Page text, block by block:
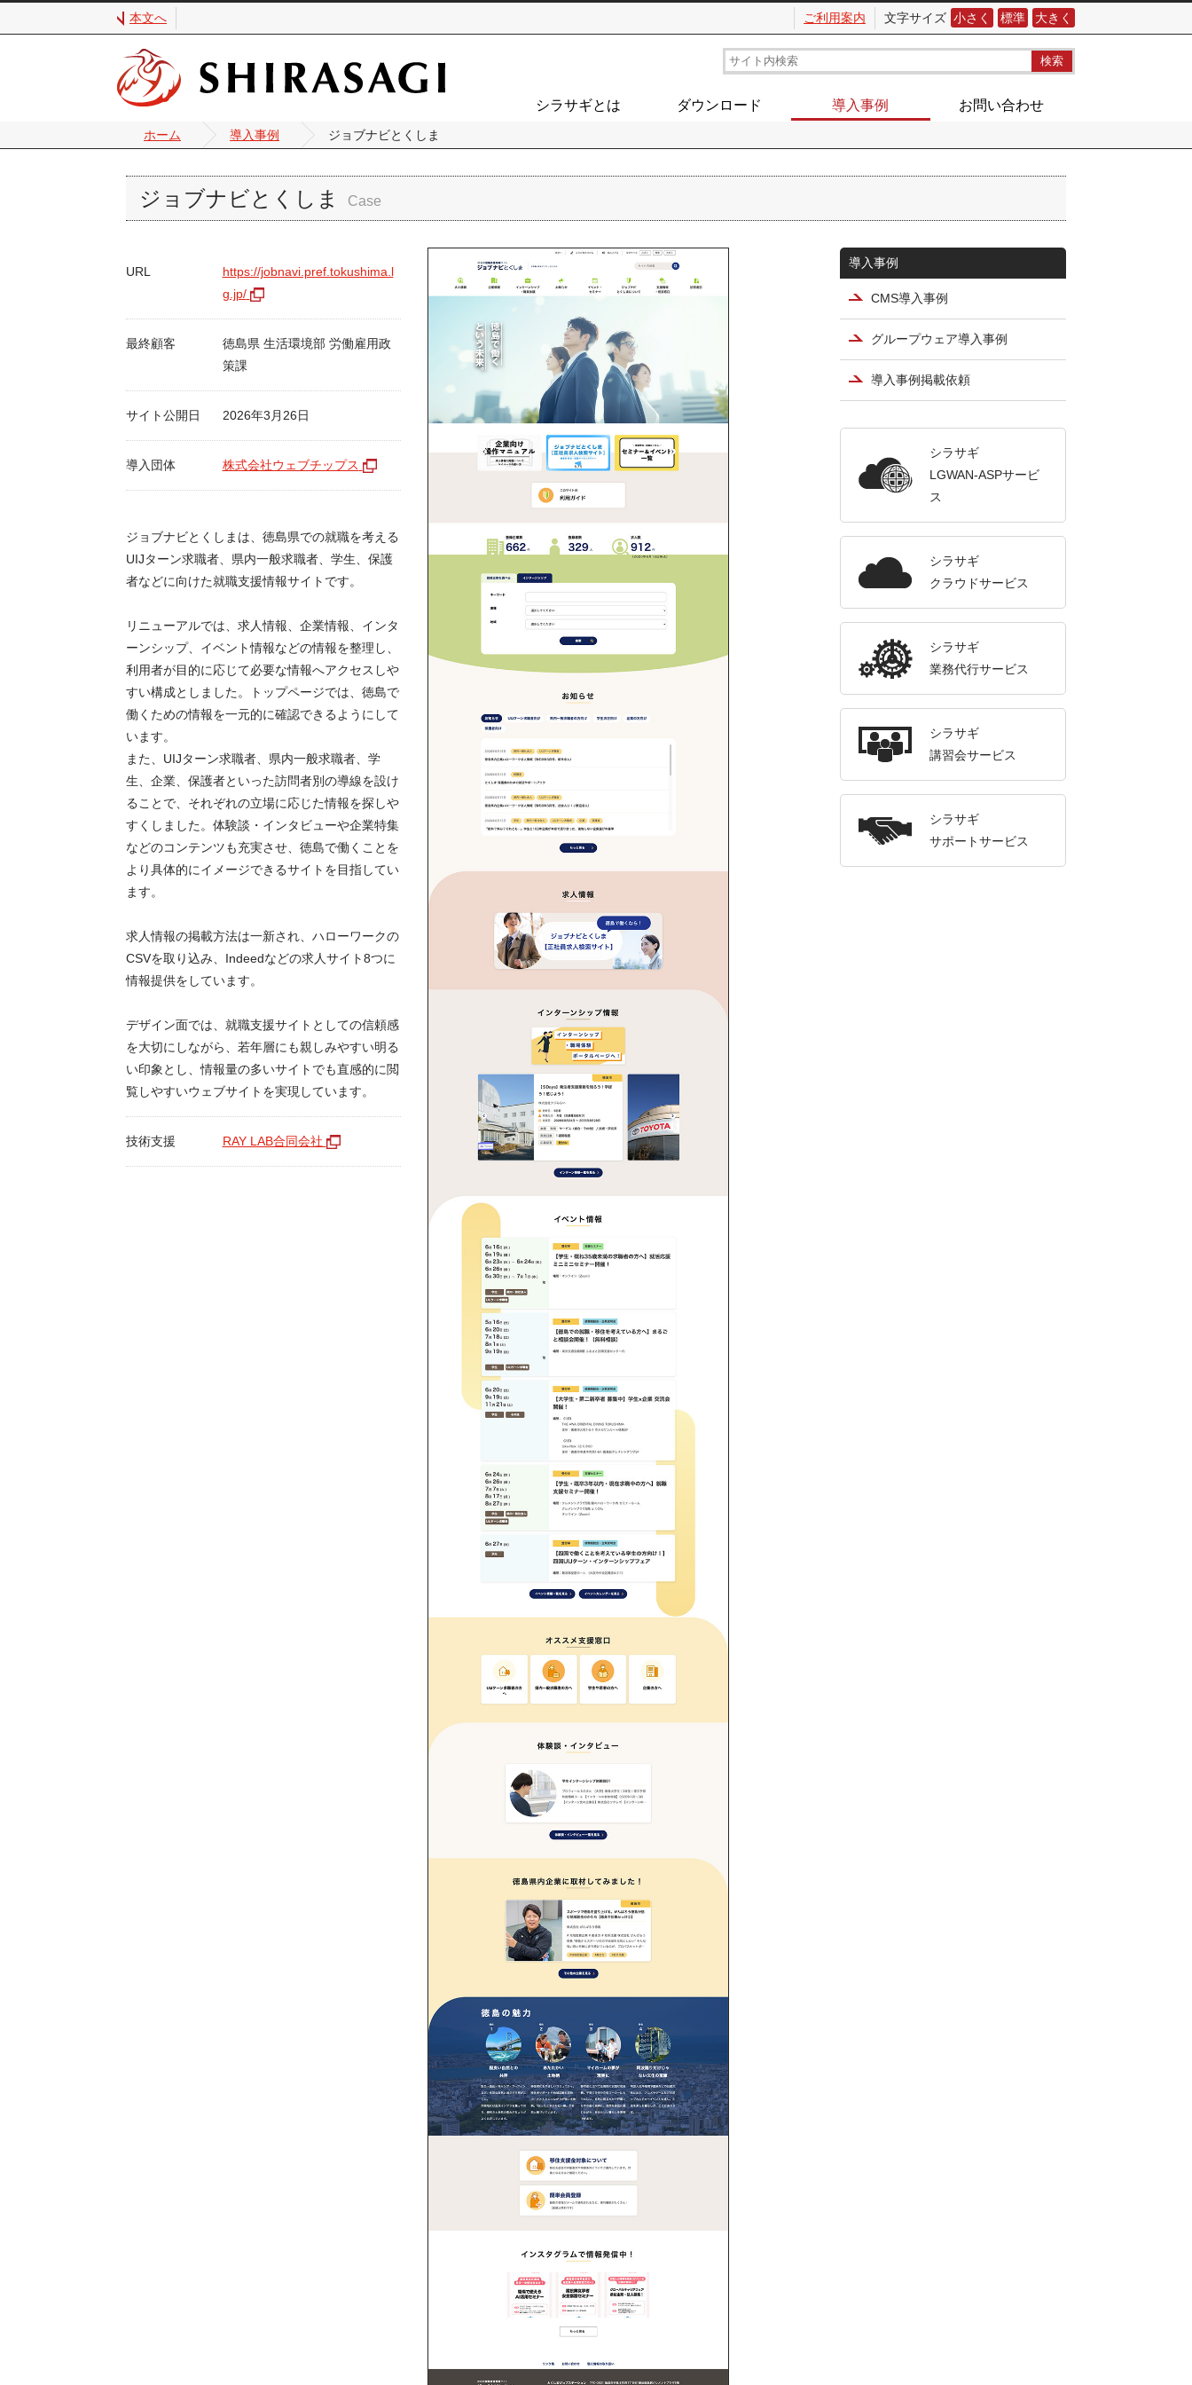
本文へ 文字サイズ 小さく 標準 大きく
ご利用案内
シラサギとは ダウンロード 導入事例 お問い合わせ
ホーム 導入事例 ジョブナビとくしま
ジョブナビとくしま
URL
https://jobnavi.pref.tokushima.l
g.jp/
最終顧客
徳島県 生活環境部 労働雇用政
策課
サイト公開日 2026年3月26日
導入団体 株式会社ウェブチップス
ジョブナビとくしまは、徳島県での就職を考える
UIJターン求職者、県内一般求職者、学生、保護
者などに向けた就職支援情報サイトです。
リニューアルでは、求人情報、企業情報、インタ
ーンシップ、イベント情報などの情報を整理し、
利用者が目的に応じて必要な情報へアクセスしや
すい構成としました。トップページでは、徳島で
働くための情報を一元的に確認できるようにして
います。
また、UIJターン求職者、県内一般求職者、学
生、企業、保護者といった訪問者別の導線を設け
ることで、それぞれの立場に応じた情報を探しや
すくしました。体験談・インタビューや企業特集
などのコンテンツも充実させ、徳島で働くことを
より具体的にイメージできるサイトを目指してい
ます。
求人情報の掲載方法は一新され、ハローワークの
CSVを取り込み、Indeedなどの求人サイト8つに
情報提供をしています。
デザイン面では、就職支援サイトとしての信頼感
を大切にしながら、若年層にも親しみやすい明る
い印象とし、情報量の多いサイトでも直感的に閲
覧しやすいウェブサイトを実現しています。
技術支援 RAY LAB合同会社
導入事例
CMS導入事例
グループウェア導入事例
導入事例掲載依頼
シラサギ
LGWAN-ASPサービ
ス
シラサギ
クラウドサービス
シラサギ
業務代行サービス
シラサギ
講習会サービス
シラサギ
サポートサービス